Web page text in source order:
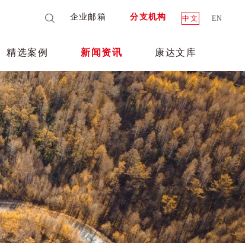
企业邮箱 分支机构 中文 EN
精选案例 新闻资讯 康达文库